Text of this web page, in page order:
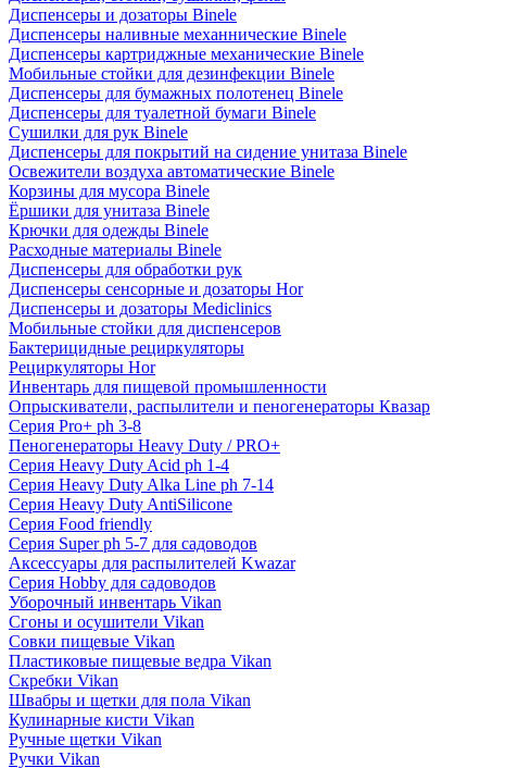
Диспенсеры и дозаторы Binele
Диспенсеры наливные механнические Binele
Диспенсеры картриджные механические Binele
Мобильные стойки для дезинфекции Binele
Диспенсеры для бумажных полотенец Binele
Диспенсеры для туалетной бумаги Binele
Сушилки для рук Binele
Диспенсеры для покрытий на сидение унитаза Binele
Освежители воздуха автоматические Binele
Корзины для мусора Binele
Ёршики для унитаза Binele
Крючки для одежды Binele
Расходные материалы Binele
Диспенсеры для обработки рук
Диспенсеры сенсорные и дозаторы Hor
Диспенсеры и дозаторы Mediclinics
Мобильные стойки для диспенсеров
Бактерицидные рециркуляторы
Рециркуляторы Hor
Инвентарь для пищевой промышленности
Опрыскиватели, распылители и пеногенераторы Квазар
Серия Pro+ ph 3-8
Пеногенераторы Heavy Duty / PRO+
Серия Heavy Duty Acid ph 1-4
Серия Heavy Duty Alka Line ph 7-14
Серия Heavy Duty AntiSilicone
Серия Food friendly
Серия Super ph 5-7 для садоводов
Аксессуары для распылителей Kwazar
Серия Hobby для садоводов
Уборочный инвентарь Vikan
Сгоны и осушители Vikan
Совки пищевые Vikan
Пластиковые пищевые ведра Vikan
Скребки Vikan
Швабры и щетки для пола Vikan
Кулинарные кисти Vikan
Ручные щетки Vikan
Ручки Vikan